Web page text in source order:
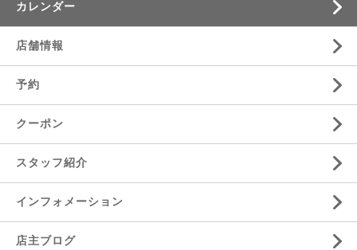
カレンダー
店舗情報
予約
クーポン
スタッフ紹介
インフォメーション
店主ブログ